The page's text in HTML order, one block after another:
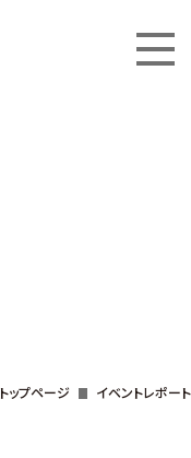
トップページ イベントレポート